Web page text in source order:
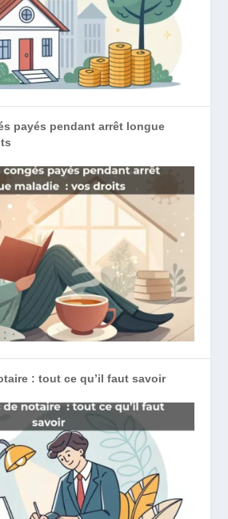
payés pendant arrêt longue
: tout ce qu’il faut savoir